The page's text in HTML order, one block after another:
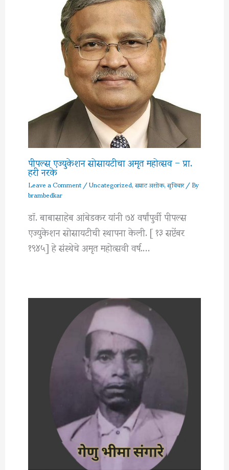
पीपल्स एज्युकेशन सोसायटीचा अमृत महोत्सव – प्रा.
हरी नरके
Leave a Comment/Uncategorized,सम्राट अशोक,सुविचार/ By
brambedkar
डॉ. बाबासाहेब आंबेडकर यांनी ७४ वर्षांपुर्वी पीपल्स
एज्युकेशन सोसायटीची स्थापना केली. [ १३ सप्टेंबर
१९४५] हे संस्थेचे अमृत महोत्सवी वर्ष.…